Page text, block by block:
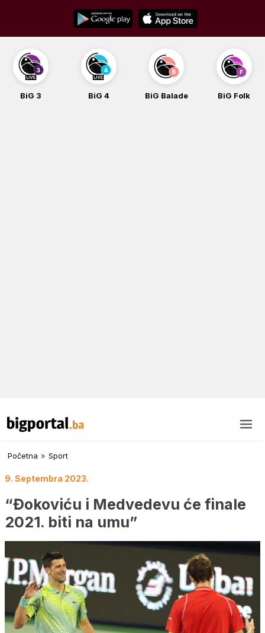
content
BiG 3 BiG 4 BiG Balade BiG Folk
Početna » Sport
9. Septembra 2023.
“Đokoviću i Medvedevu će finale
2021. biti na umu”